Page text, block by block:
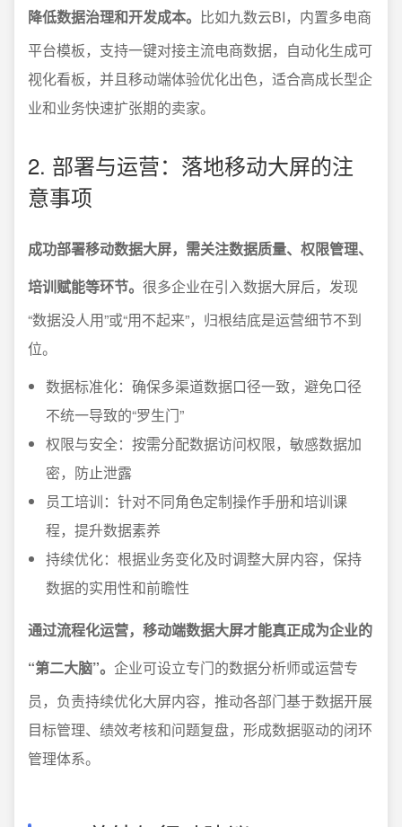
降低数据治理和开发成本。 比如九数云BI，内置多电商
平台模板，支持一键对接主流电商数据，自动化生成可
视化看板，并且移动端体验优化出色，适合高成长型企
业和业务快速扩张期的卖家。
2. 部署与运营：落地移动大屏的注
意事项
成功部署移动数据大屏，需关注数据质量、权限管理、
培训赋能等环节。 很多企业在引入数据大屏后，发现
“数据没人用”或“用不起来”，归根结底是运营细节不到
位。
数据标准化：确保多渠道数据口径一致，避免口径
不统一导致的“罗生门”
权限与安全：按需分配数据访问权限，敏感数据加
密，防止泄露
员工培训：针对不同角色定制操作手册和培训课
程，提升数据素养
持续优化：根据业务变化及时调整大屏内容，保持
数据的实用性和前瞻性
通过流程化运营，移动端数据大屏才能真正成为企业的
“第二大脑”。 企业可设立专门的数据分析师或运营专
员，负责持续优化大屏内容，推动各部门基于数据开展
目标管理、绩效考核和问题复盘，形成数据驱动的闭环
管理体系。